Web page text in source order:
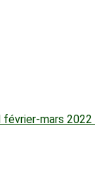
mars 2022